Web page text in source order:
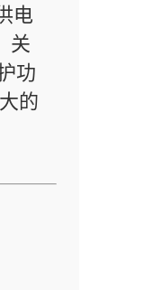
电
关
功
的